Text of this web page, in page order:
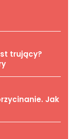
trujący?
Jak